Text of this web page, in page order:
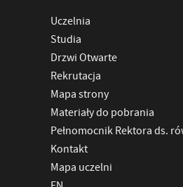
Uczelnia
Studia
Drzwi Otwarte
Rekrutacja
Mapa strony
Materiały do pobrania
Pełnomocnik Rektora ds.
Kontakt
Mapa uczelni